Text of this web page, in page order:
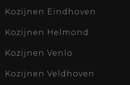
Kozijnen Eindhoven
Kozijnen Helmond
Kozijnen Venlo
Kozijnen Veldhoven